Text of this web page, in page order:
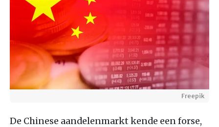
Freepik
De Chinese aandelenmarkt kende een forse,